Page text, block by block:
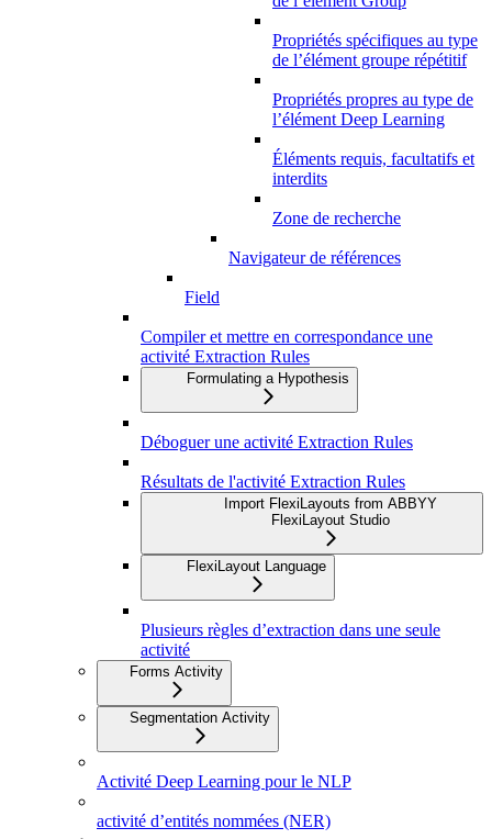
Propriétés spécifiques au type
de l’élément groupe répétitif
Propriétés propres au type de
l’élément Deep Learning
Éléments requis, facultatifs et
interdits
Zone de recherche
Navigateur de références
Field
Compiler et mettre en correspondance une
activité Extraction Rules
Formulating a Hypothesis
Déboguer une activité Extraction Rules
Résultats de l'activité Extraction Rules
Import FlexiLayouts from ABBYY
FlexiLayout Studio
FlexiLayout Language
Plusieurs règles d’extraction dans une seule
activité
Forms Activity
Segmentation Activity
Activité Deep Learning pour le NLP
activité d’entités nommées (NER)